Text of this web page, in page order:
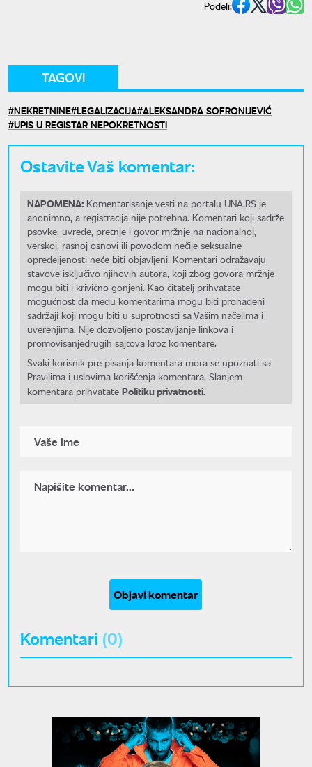
Podeli:
TAGOVI
NEKRETNINE LEGALIZACIJA ALEKSANDRA SOFRONIJEVIĆ
UPIS U REGISTAR NEPOKRETNOSTI
Ostavite Vaš komentar:
NAPOMENA: Komentarisanje vesti na portalu UNA.RS je
anonimno, a registracija nije potrebna. Komentari koji sadrže
psovke, uvrede, pretnje i govor mržnje na nacionalnoj,
verskoj, rasnoj osnovi ili povodom nečije seksualne
opredeljenosti neće biti objavljeni. Komentari odražavaju
stavove isključivo njihovih autora, koji zbog govora mržnje
mogu biti i krivično gonjeni. Kao čitatelj prihvatate
mogućnost da među komentarima mogu biti pronađeni
sadržaji koji mogu biti u suprotnosti sa Vašim načelima i
uverenjima. Nije dozvoljeno postavljanje linkova i
promovisanjedrugih sajtova kroz komentare.
Svaki korisnik pre pisanja komentara mora se upoznati sa
Pravilima i uslovima korišćenja komentara. Slanjem
komentara prihvatate Politiku privatnosti.
Objavi komentar
Komentari (0)